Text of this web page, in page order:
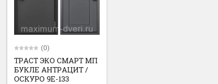
(0)
ТРАСТ ЭКО СМАРТ МП
БУКЛЕ АНТРАЦИТ /
ОСКУРО 9Е-133